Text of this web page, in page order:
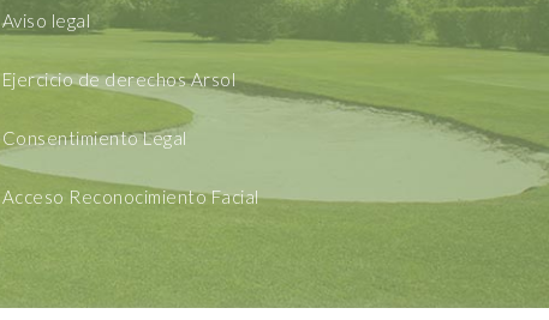
Aviso legal
Ejercicio de derechos Arsol
Consentimiento Legal
Acceso Reconocimiento Facial